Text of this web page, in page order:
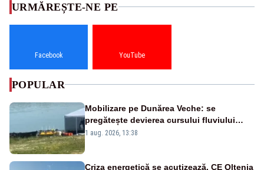
URMĂREȘTE-NE PE
Facebook YouTube
POPULAR
Mobilizare pe Dunărea Veche: se
pregătește devierea cursului fluviului
către Cernavodă – VIDEO
1 aug. 2026, 13:38
Criza energetică se acutizează. CE Oltenia